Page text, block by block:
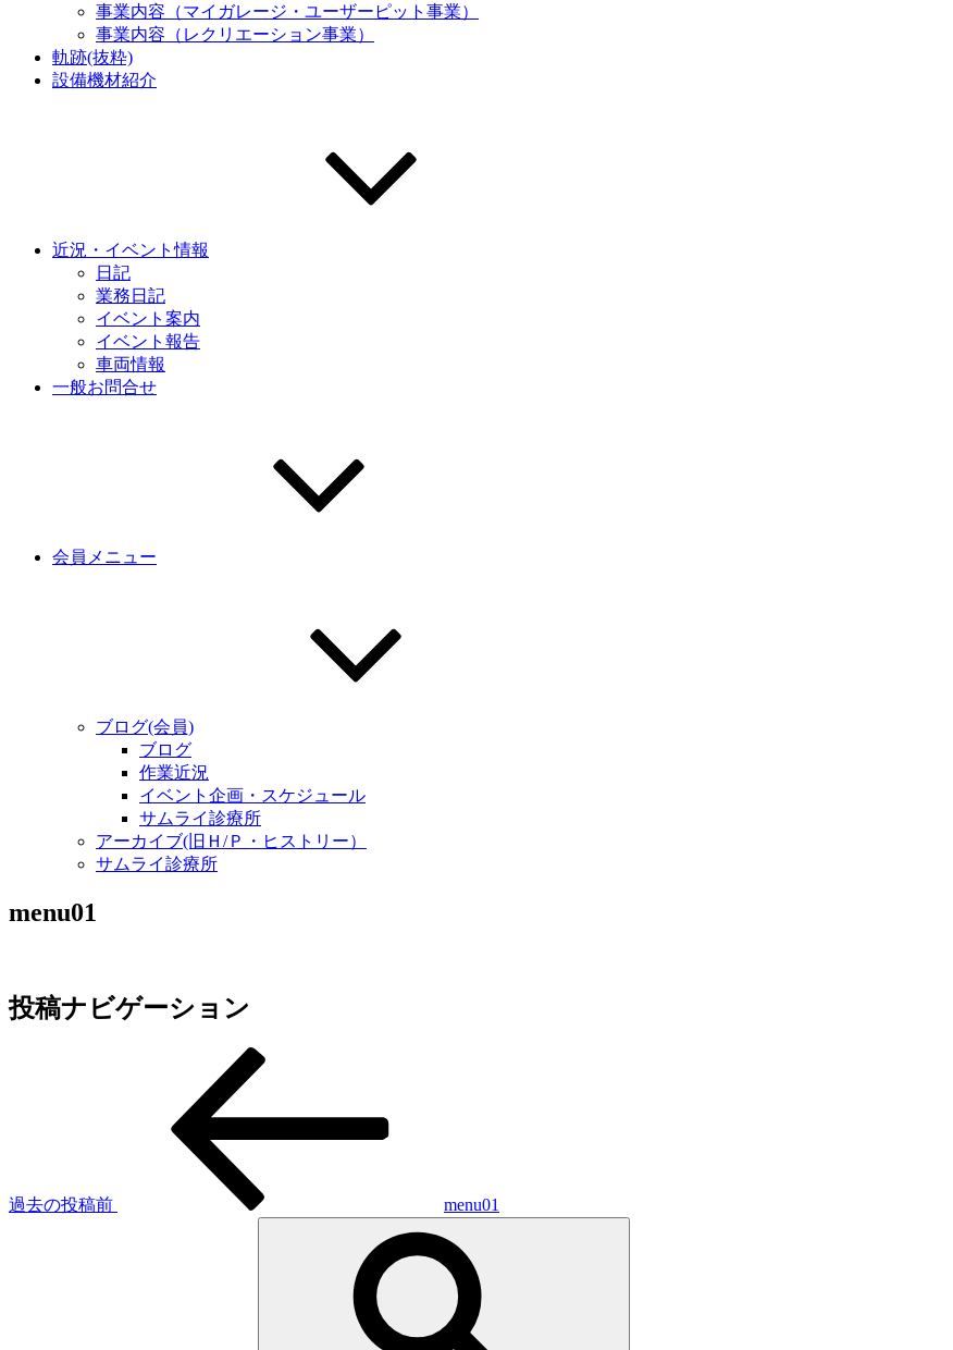
事業内容（マイガレージ・ユーザーピット事業）
事業内容（レクリエーション事業）
軌跡(抜粋)
設備機材紹介
近況・イベント情報
日記
業務日記
イベント案内
イベント報告
車両情報
一般お問合せ
会員メニュー
ブログ(会員)
ブログ
作業近況
イベント企画・スケジュール
サムライ診療所
アーカイブ(旧Ｈ/Ｐ・ヒストリー）
サムライ診療所
menu01
投稿ナビゲーション
過去の投稿前 menu01